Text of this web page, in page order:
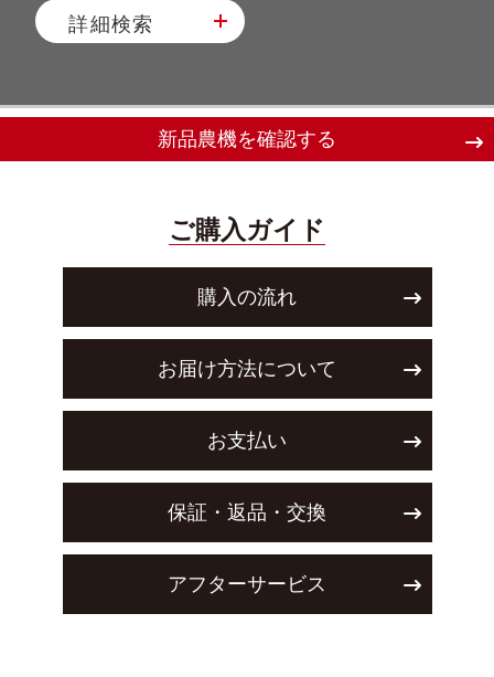
詳細検索
新品農機を確認する
ご購入ガイド
購入の流れ
お届け方法について
お支払い
保証・返品・交換
アフターサービス